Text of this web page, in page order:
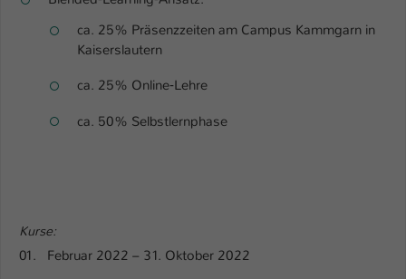
ca. 25% Präsenzzeiten am Campus Kammgarn in
Kaiserslautern
ca. 25% Online‐Lehre
ca. 50% Selbstlernphase
Kurse:
01. Februar 2022 – 31. Oktober 2022
Anbieter TYPO3
Cookie von TYPO3. Es speichert im Fall